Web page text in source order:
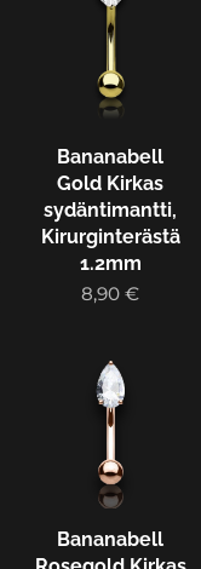
Bananabell
Gold Kirkas
sydäntimantti,
Kirurginterästä
1.2mm
8,90 €
Bananabell